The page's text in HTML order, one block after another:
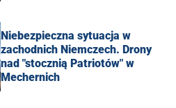
Niebezpieczna sytuacja w
zachodnich Niemczech. Drony
nad "stocznią Patriotów" w
Mechernich